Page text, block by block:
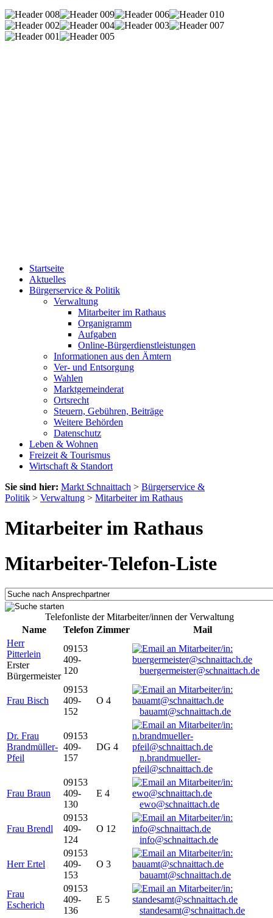
Startseite
Aktuelles
Bürgerservice & Politik
Verwaltung
Mitarbeiter im Rathaus
Organigramm
Aufgaben
Online-Bürgerdienstleistungen
Informationen aus den Ämtern
Ver- und Entsorgung
Wahlen
Marktgemeinderat
Ortsrecht
Steuern, Gebühren, Beiträge
Weitere Behörden
Datenschutz
Leben & Wohnen
Freizeit & Tourismus
Wirtschaft & Standort
Sie sind hier: Markt Schnaittach > Bürgerservice &
Politik > Verwaltung > Mitarbeiter im Rathaus
Mitarbeiter im Rathaus
Mitarbeiter-Telefon-Liste
Telefonliste der Mitarbeiter/innen der Verwaltung
Name
Telefon Zimmer
Mail
Herr
Pitterlein
Erster
Bürgermeister
09153
409-
120
buergermeister@schnaittach.de
Frau Bisch
09153
409-
152
O 4
bauamt@schnaittach.de
Dr. Frau
Brandmüller-
Pfeil
09153
409-
157
DG 4
n.brandmueller-
pfeil@schnaittach.de
Frau Braun
09153
409-
130
E 4
ewo@schnaittach.de
Frau Brendl
09153
409-
124
O 12
info@schnaittach.de
Herr Ertel
09153
409-
153
O 3
bauamt@schnaittach.de
Frau
Escherich
09153
409-
136
E 5
standesamt@schnaittach.de